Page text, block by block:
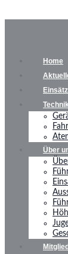
Home
Über